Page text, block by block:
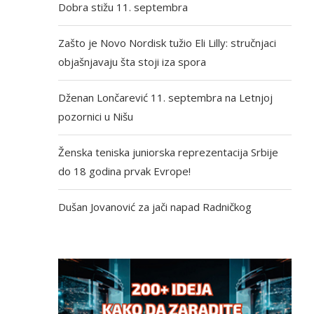
Dobra stižu 11. septembra
Zašto je Novo Nordisk tužio Eli Lilly: stručnjaci
objašnjavaju šta stoji iza spora
Dženan Lončarević 11. septembra na Letnjoj
pozornici u Nišu
Ženska teniska juniorska reprezentacija Srbije
do 18 godina prvak Evrope!
Dušan Jovanović za jači napad Radničkog